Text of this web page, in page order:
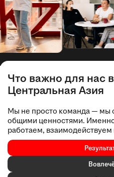
Что важно для нас
Центральная Азия
Мы не просто команда — мы
общими ценностями.
работаем, взаимодействуем